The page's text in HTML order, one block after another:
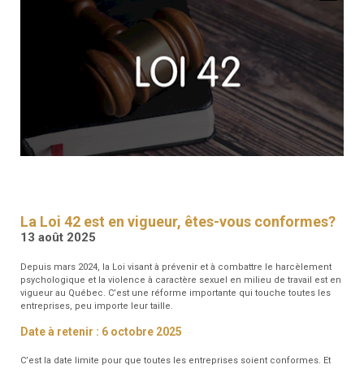
RESSOURCES
La Loi 42 est en vigueur, êtes-vous conformes?
13 août 2025
Depuis mars 2024, la Loi visant à prévenir et à combattre le harcèlement
psychologique et la violence à caractère sexuel en milieu de travail est en
vigueur au Québec. C’est une réforme importante qui touche toutes les
entreprises, peu importe leur taille.
Date à retenir : 6 octobre 2025
C’est la date limite pour que toutes les entreprises soient conformes. Et